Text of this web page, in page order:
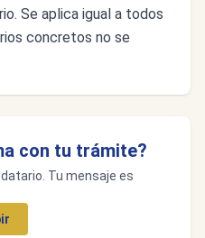
Se aplica igual a todos
concretos no se
con tu trámite?
Tu mensaje es